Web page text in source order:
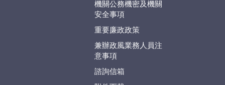
機關公務機密及機關
安全事項
重要廉政政策
兼辦政風業務人員注
意事項
諮詢信箱